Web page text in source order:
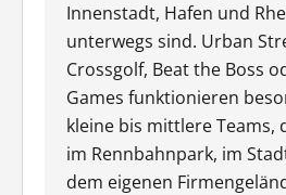
Innenstadt, Hafen und
unterwegs sind. Urban
Crossgolf, Beat the Boss
Games funktionieren
kleine bis mittlere Teams,
im Rennbahnpark, im
dem eigenen